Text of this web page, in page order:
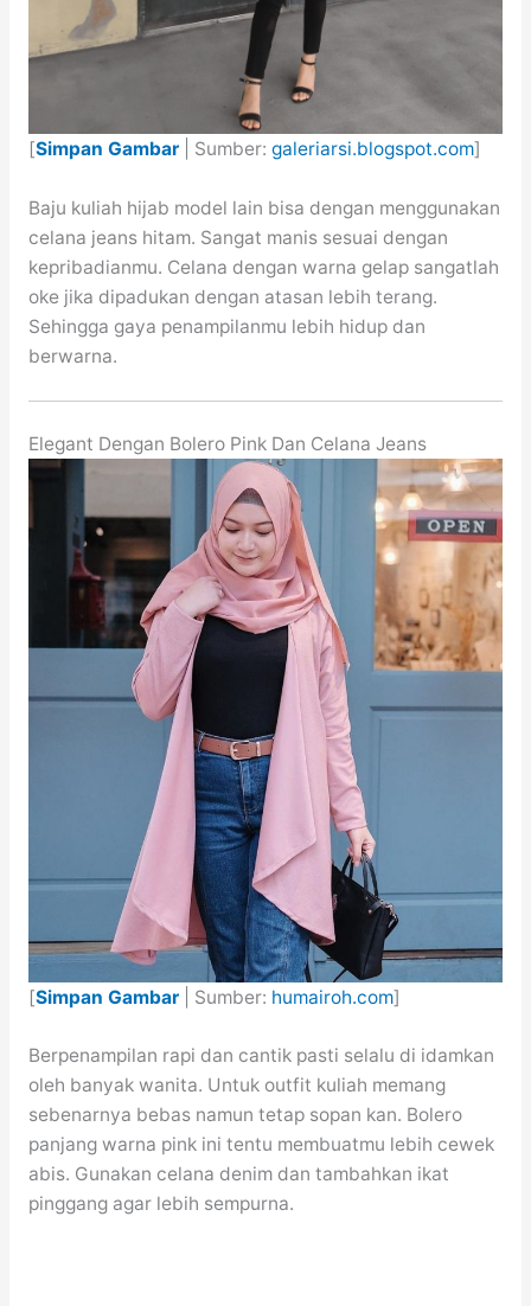
[Simpan Gambar| Sumber: galeriarsi.blogspot.com]
Baju kuliah hijab model lain bisa dengan menggunakan
celana jeans hitam. Sangat manis sesuai dengan
kepribadianmu. Celana dengan warna gelap sangatlah
oke jika dipadukan dengan atasan lebih terang.
Sehingga gaya penampilanmu lebih hidup dan
berwarna.
Elegant Dengan Bolero Pink Dan Celana Jeans
[Simpan Gambar| Sumber: humairoh.com]
Berpenampilan rapi dan cantik pasti selalu di idamkan
oleh banyak wanita. Untuk outfit kuliah memang
sebenarnya bebas namun tetap sopan kan. Bolero
panjang warna pink ini tentu membuatmu lebih cewek
abis. Gunakan celana denim dan tambahkan ikat
pinggang agar lebih sempurna.